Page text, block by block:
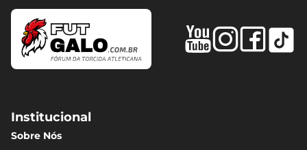
Institucional
Sobre Nós